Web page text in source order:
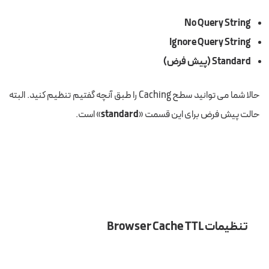
No Query String
Ignore Query String
Standard (پیش فرض)
حالا شما می توانید سطح Caching را طبق آنچه گفتیم تنظیم کنید. البته
حالت پیش فرض برای این قسمت «standard» است.
تنظیمات Browser Cache TTL